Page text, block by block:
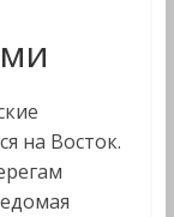
на Восток.